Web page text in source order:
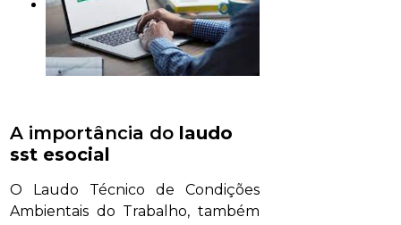
A importância do laudo
sst esocial
O Laudo Técnico de Condições
Ambientais do Trabalho, também